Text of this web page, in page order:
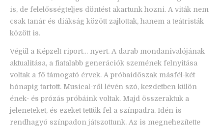
is, de felelősségteljes döntést akartunk hozni. A viták nem
csak tanár és diákság között zajlottak, hanem a teátristák
között is.
Végül a Képzelt riport… nyert. A darab mondanivalójának
aktualitása, a fiatalabb generációk szemének felnyitása
voltak a fő támogató érvek. A próbaidőszak másfél-két
hónapig tartott. Musical-ről lévén szó, kezdetben külön
ének- és prózás próbáink voltak. Majd összeraktuk a
jeleneteket, és ezeket tettük fel a színpadra. Idén is
rendhagyó színpadon játszottunk. Az is megnehezítette